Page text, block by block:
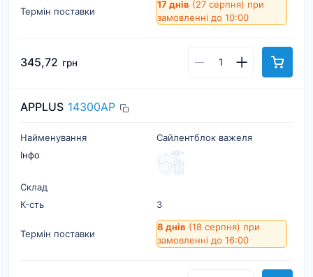
Термін поставки
17 днів (27 серпня) при
замовленні до 10:00
345,72 грн
APPLUS 14300AP
Найменування
Сайлентблок важеля
Інфо
Склад
К-cть
3
Термін поставки
8 днів (18 серпня) при
замовленні до 16:00